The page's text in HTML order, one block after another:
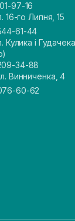
97-16
16-го Липня, 15
61-44
Кулика і
34-88
Винниченка, 4
60-62